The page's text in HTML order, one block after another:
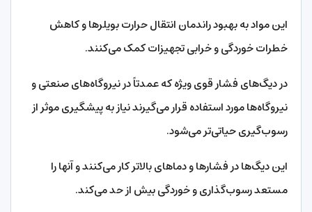
این مواد به بهبود راندمان انتقال حرارت بویلرها و کاهش
خطرات خوردگی و خرابی تجهیزات کمک می‌کنند.
در دیگ‌های فشار قوی ویژه که عمدتاً در نیروگاه‌های صنعتی و
نیروگاه‌ها مورد استفاده قرار می‌گیرند نیاز به پیشگیری موثر از
رسوب‌گیری حیاتی‌تر می‌شود.
این دیگ‌ها در فشارها و دماهای بالاتر کار می‌کنند و آنها را
مستعد رسوب‌گذاری و خوردگی بیش از حد می‌کند.